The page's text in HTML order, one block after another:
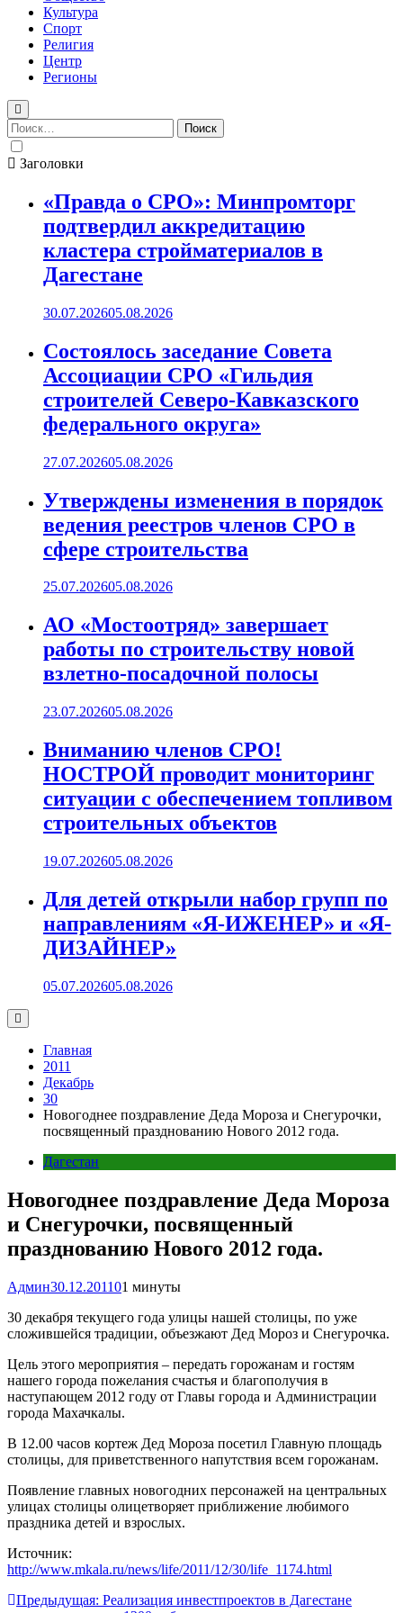
Культура
Спорт
Религия
Центр
Регионы
Найти:
Заголовки
«Правда о СРО»: Минпромторг
подтвердил аккредитацию
кластера стройматериалов в
Дагестане
30.07.202605.08.2026
Состоялось заседание Совета
Ассоциации СРО «Гильдия
строителей Северо-Кавказского
федерального округа»
27.07.202605.08.2026
Утверждены изменения в порядок
ведения реестров членов СРО в
сфере строительства
25.07.202605.08.2026
АО «Мостоотряд» завершает
работы по строительству новой
взлетно-посадочной полосы
23.07.202605.08.2026
Вниманию членов СРО!
НОСТРОЙ проводит мониторинг
ситуации с обеспечением топливом
строительных объектов
19.07.202605.08.2026
Для детей открыли набор групп по
направлениям «Я-ИЖЕНЕР» и «Я-
ДИЗАЙНЕР»
05.07.202605.08.2026
Главная
2011
Декабрь
30
Новогоднее поздравление Деда Мороза и Снегурочки,
посвященный празднованию Нового 2012 года.
Дагестан
Новогоднее поздравление Деда Мороза
и Снегурочки, посвященный
празднованию Нового 2012 года.
Админ30.12.201101 минуты
30 декабря текущего года улицы нашей столицы, по уже
сложившейся традиции, объезжают Дед Мороз и Снегурочка.
Цель этого мероприятия – передать горожанам и гостям
нашего города пожелания счастья и благополучия в
наступающем 2012 году от Главы города и Администрации
города Махачкалы.
В 12.00 часов кортеж Дед Мороза посетил Главную площадь
столицы, для приветственного напутствия всем горожанам.
Появление главных новогодних персонажей на центральных
улицах столицы олицетворяет приближение любимого
праздника детей и взрослых.
Источник:
http://www.mkala.ru/news/life/2011/12/30/life_1174.html
Навигация
Предыдущая: Реализация инвестпроектов в Дагестане